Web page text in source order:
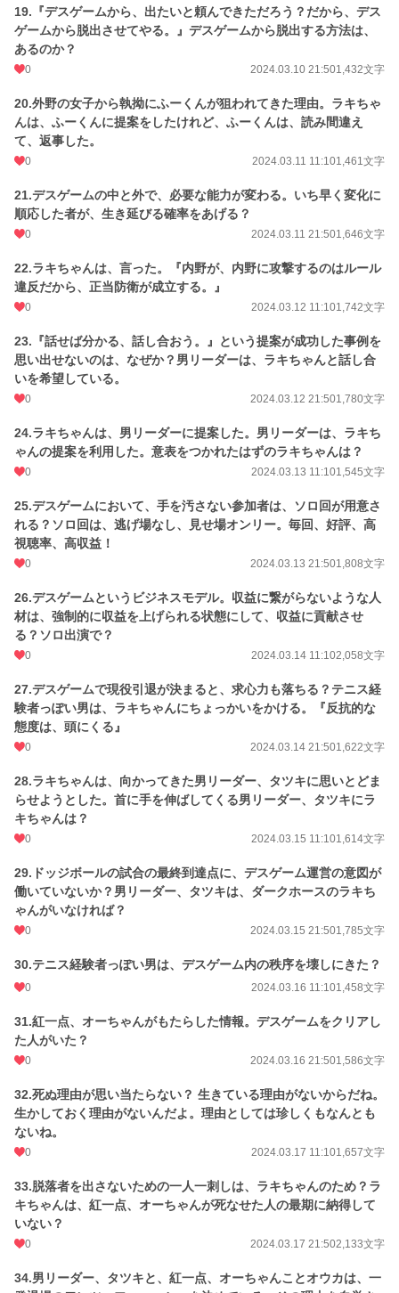
19.『デスゲームから、出たいと頼んできただろう？だから、デス
ゲームから脱出させてやる。』デスゲームから脱出する方法は、
あるのか？
0 2024.03.10 21:501,432文字
20.外野の女子から執拗にふーくんが狙われてきた理由。ラキちゃ
んは、ふーくんに提案をしたけれど、ふーくんは、読み間違え
て、返事した。
0 2024.03.11 11:101,461文字
21.デスゲームの中と外で、必要な能力が変わる。いち早く変化に
順応した者が、生き延びる確率をあげる？
0 2024.03.11 21:501,646文字
22.ラキちゃんは、言った。『内野が、内野に攻撃するのはルール
違反だから、正当防衛が成立する。』
0 2024.03.12 11:101,742文字
23.『話せば分かる、話し合おう。』という提案が成功した事例を
思い出せないのは、なぜか？男リーダーは、ラキちゃんと話し合
いを希望している。
0 2024.03.12 21:501,780文字
24.ラキちゃんは、男リーダーに提案した。男リーダーは、ラキち
ゃんの提案を利用した。意表をつかれたはずのラキちゃんは？
0 2024.03.13 11:101,545文字
25.デスゲームにおいて、手を汚さない参加者は、ソロ回が用意さ
れる？ソロ回は、逃げ場なし、見せ場オンリー。毎回、好評、高
視聴率、高収益！
0 2024.03.13 21:501,808文字
26.デスゲームというビジネスモデル。収益に繋がらないような人
材は、強制的に収益を上げられる状態にして、収益に貢献させ
る？ソロ出演で？
0 2024.03.14 11:102,058文字
27.デスゲームで現役引退が決まると、求心力も落ちる？テニス経
験者っぽい男は、ラキちゃんにちょっかいをかける。『反抗的な
態度は、頭にくる』
0 2024.03.14 21:501,622文字
28.ラキちゃんは、向かってきた男リーダー、タツキに思いとどま
らせようとした。首に手を伸ばしてくる男リーダー、タツキにラ
キちゃんは？
0 2024.03.15 11:101,614文字
29.ドッジボールの試合の最終到達点に、デスゲーム運営の意図が
働いていないか？男リーダー、タツキは、ダークホースのラキち
ゃんがいなければ？
0 2024.03.15 21:501,785文字
30.テニス経験者っぽい男は、デスゲーム内の秩序を壊しにきた？
0 2024.03.16 11:101,458文字
31.紅一点、オーちゃんがもたらした情報。デスゲームをクリアし
た人がいた？
0 2024.03.16 21:501,586文字
32.死ぬ理由が思い当たらない？ 生きている理由がないからだね。
生かしておく理由がないんだよ。理由としては珍しくもなんとも
ないね。
0 2024.03.17 11:101,657文字
33.脱落者を出さないための一人一刺しは、ラキちゃんのため？ラ
キちゃんは、紅一点、オーちゃんが死なせた人の最期に納得して
いない？
0 2024.03.17 21:502,133文字
34.男リーダー、タツキと、紅一点、オーちゃんことオウカは、一